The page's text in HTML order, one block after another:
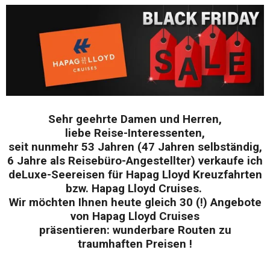
Sehr geehrte Damen und Herren,
liebe Reise-Interessenten,
seit nunmehr 53 Jahren (47 Jahren selbständig,
6 Jahre als Reisebüro-Angestellter) verkaufe ich
deLuxe-Seereisen für Hapag Lloyd Kreuzfahrten
bzw. Hapag Lloyd Cruises.
Wir möchten Ihnen heute gleich 30 (!) Angebote
von Hapag Lloyd Cruises
präsentieren: wunderbare Routen zu
traumhaften Preisen !